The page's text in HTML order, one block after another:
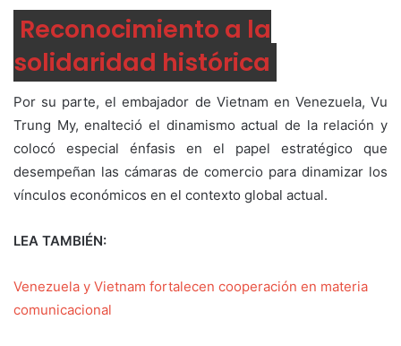
Reconocimiento a la
solidaridad histórica
Por su parte, el embajador de Vietnam en Venezuela, Vu
Trung My, enalteció el dinamismo actual de la relación y
colocó especial énfasis en el papel estratégico que
desempeñan las cámaras de comercio para dinamizar los
vínculos económicos en el contexto global actual.
LEA TAMBIÉN:
Venezuela y Vietnam fortalecen cooperación en materia
comunicacional